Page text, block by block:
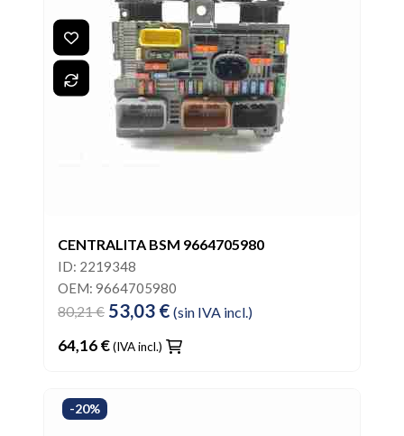
CENTRALITA BSM 9664705980
ID: 2219348
OEM: 9664705980
80,21 € 53,03 € (sin IVA incl.)
64,16 €(IVA incl.)
-20%